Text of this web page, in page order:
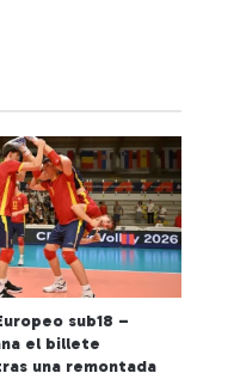
sub18 –
el billete
una remontada